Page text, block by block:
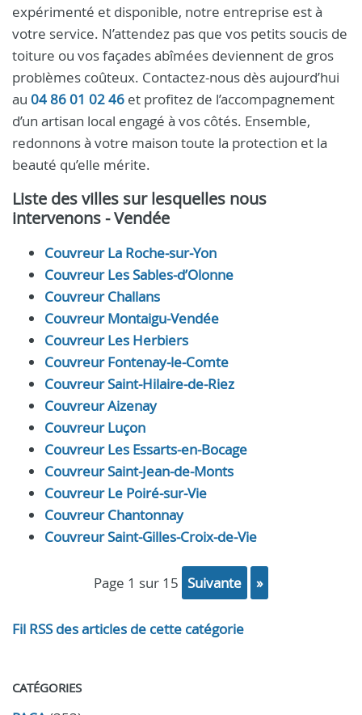
expérimenté et disponible, notre entreprise est à
votre service. N’attendez pas que vos petits soucis de
toiture ou vos façades abîmées deviennent de gros
problèmes coûteux. Contactez-nous dès aujourd’hui
au 04 86 01 02 46 et profitez de l’accompagnement
d’un artisan local engagé à vos côtés. Ensemble,
redonnons à votre maison toute la protection et la
beauté qu’elle mérite.
Liste des villes sur lesquelles nous
intervenons - Vendée
Couvreur La Roche-sur-Yon
Couvreur Les Sables-d’Olonne
Couvreur Challans
Couvreur Montaigu-Vendée
Couvreur Les Herbiers
Couvreur Fontenay-le-Comte
Couvreur Saint-Hilaire-de-Riez
Couvreur Aizenay
Couvreur Luçon
Couvreur Les Essarts-en-Bocage
Couvreur Saint-Jean-de-Monts
Couvreur Le Poiré-sur-Vie
Couvreur Chantonnay
Couvreur Saint-Gilles-Croix-de-Vie
page 1 sur 15 suivante »
Fil RSS des articles de cette catégorie
CATÉGORIES